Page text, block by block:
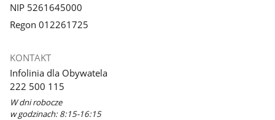
NIP 5261645000
Regon 012261725
KONTAKT
Infolinia dla Obywatela
222 500 115
W dni robocze
w godzinach: 8:15-16:15